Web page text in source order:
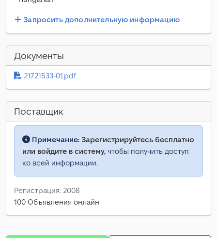
Запросить дополнительную информацию
Документы
21721533-01.pdf
Поставщик
Примечание: Зарегистрируйтесь бесплатно
или войдите в систему, чтобы получить доступ
ко всей информации.
Регистрация: 2008
100 Объявления онлайн